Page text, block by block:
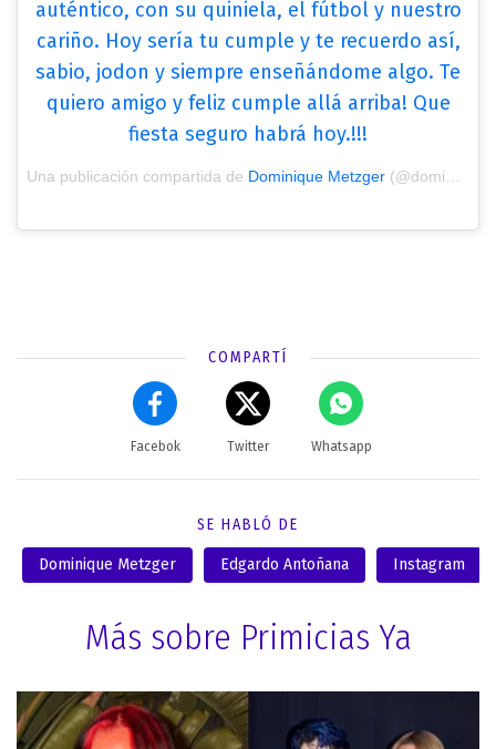
auténtico, con su quiniela, el fútbol y nuestro
cariño. Hoy sería tu cumple y te recuerdo así,
sabio, jodon y siempre enseñándome algo. Te
quiero amigo y feliz cumple allá arriba! Que
fiesta seguro habrá hoy.!!!
Una publicación compartida de Dominique Metzger (@domimetz) el
COMPARTÍ
Facebok Twitter Whatsapp
SE HABLÓ DE
Dominique Metzger Edgardo Antoñana Instagram
Más sobre Primicias Ya